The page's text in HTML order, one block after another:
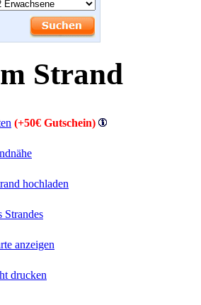
Strand
(+50€ Gutschein)
hochladen
Strandes
anzeigen
drucken